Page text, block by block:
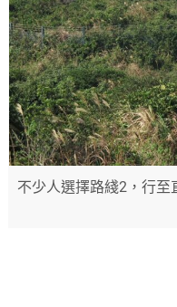
不少人選擇路綫2，行